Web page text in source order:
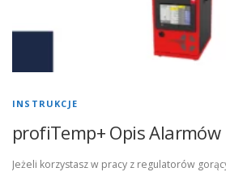
INSTRUKCJE
profiTemp+ Opis Alarmów
Jeżeli korzystasz w pracy z regulatorów